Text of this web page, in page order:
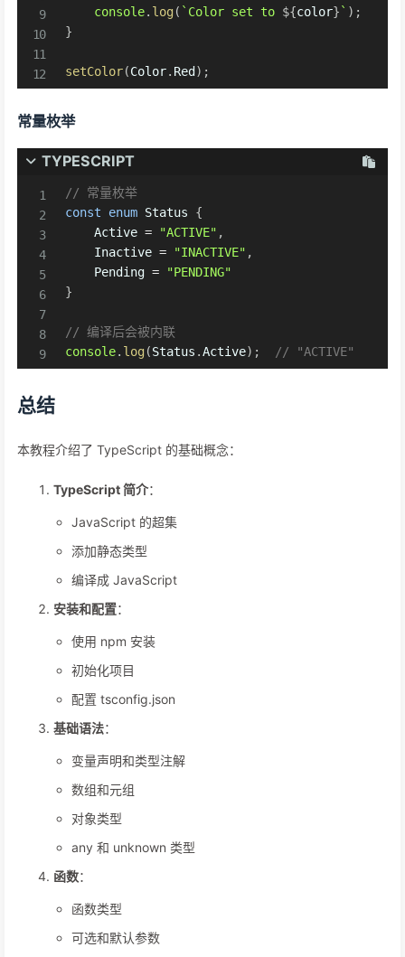
console. log ( ` Color set to ${color} ` ) ;
}
setColor(Color. Red ) ;
常量枚举
TYPESCRIPT
// 常量枚举
const
enum Status {
    Active
= "ACTIVE" ,
    Inactive
= "INACTIVE" ,
    Pending
=
"PENDING"
}
// 编译后会被内联
console. log (Status .Active) ; // "ACTIVE"
总结
本教程介绍了 TypeScript 的基础概念：
TypeScript 简介：
JavaScript 的超集
添加静态类型
编译成 JavaScript
安装和配置：
使用 npm 安装
初始化项目
配置 tsconfig.json
基础语法：
变量声明和类型注解
数组和元组
对象类型
any 和 unknown 类型
函数：
函数类型
可选和默认参数